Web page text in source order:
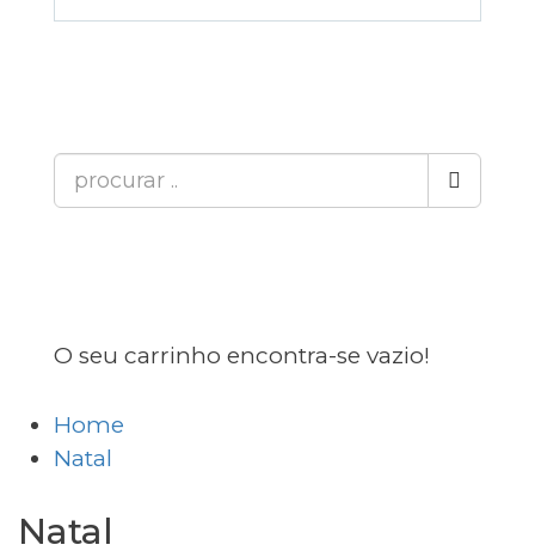
O seu carrinho encontra-se vazio!
Home
Natal
Natal